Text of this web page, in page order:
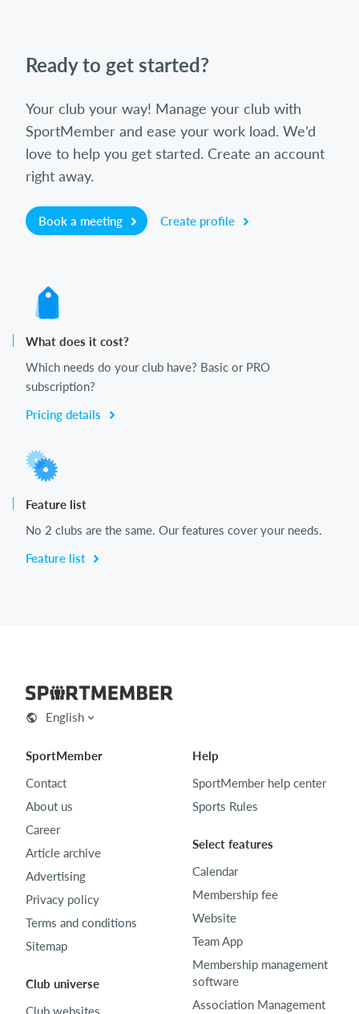
Ready to get started?
Your club your way! Manage your club with
SportMember and ease your work load. We’d
love to help you get started. Create an account
right away.
Book a meeting Create profile
What does it cost?
Which needs do your club have? Basic or PRO
subscription?
Pricing details
Feature list
No 2 clubs are the same. Our features cover your needs.
Feature list
English
SportMember
Contact
About us
Career
Article archive
Advertising
Privacy policy
Terms and conditions
Sitemap
Club universe
Club websites
Help
SportMember help center
Sports Rules
Select features
Calendar
Membership fee
Website
Team App
Membership management
software
Association Management